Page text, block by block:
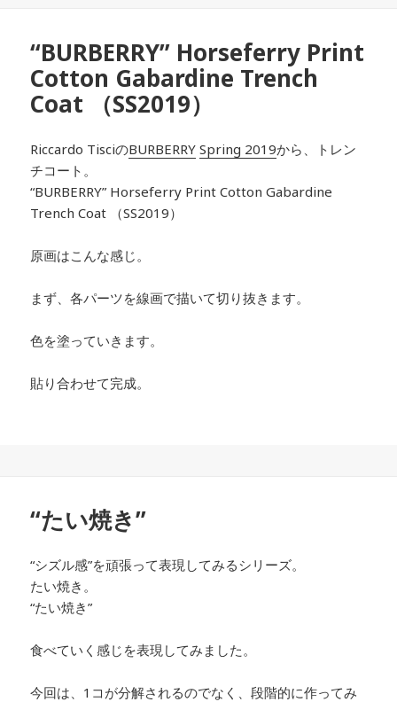
“BURBERRY” Horseferry Print
Cotton Gabardine Trench
Coat （SS2019）
Riccardo TisciのBURBERRY Spring 2019から、トレン
チコート。
“BURBERRY” Horseferry Print Cotton Gabardine
Trench Coat （SS2019）
原画はこんな感じ。
まず、各パーツを線画で描いて切り抜きます。
色を塗っていきます。
貼り合わせて完成。
“たい焼き”
“シズル感”を頑張って表現してみるシリーズ。
たい焼き。
“たい焼き”
食べていく感じを表現してみました。
今回は、1コが分解されるのでなく、段階的に作ってみ